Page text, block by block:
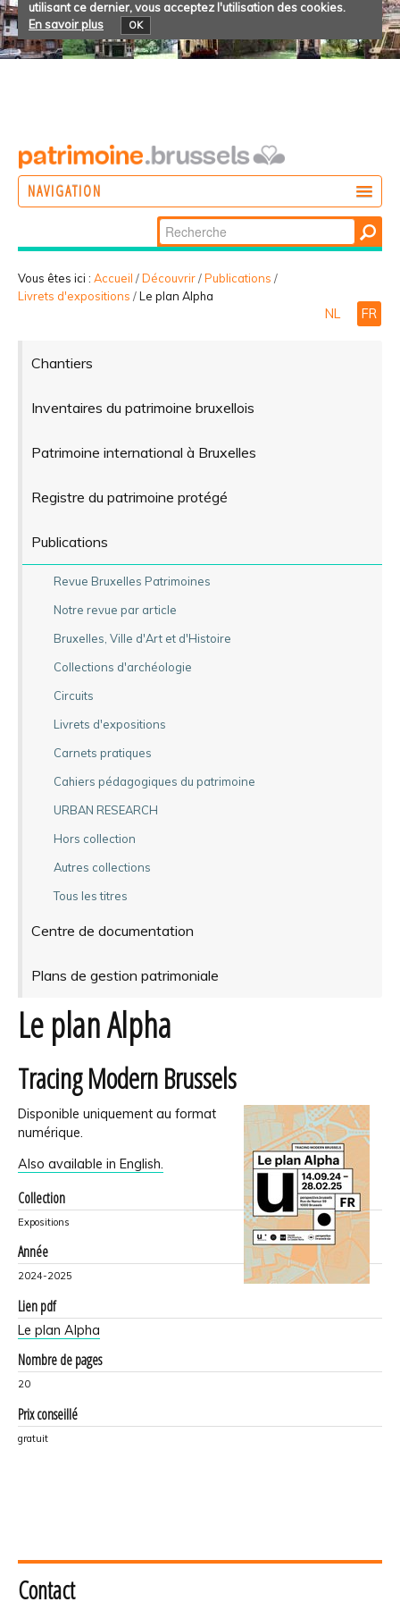
utilisant ce dernier, vous acceptez l'utilisation des cookies.
En savoir plus
OK
NAVIGATION
PARTICIPER
Chercher par
Recherche
avancée…
Vous êtes ici : Accueil /Découvrir/Publications /
Livrets d'expositions /Le plan Alpha
NL FR
Chantiers
Inventaires du patrimoine bruxellois
Patrimoine international à Bruxelles
Registre du patrimoine protégé
Publications
Revue Bruxelles Patrimoines
Notre revue par article
Bruxelles, Ville d'Art et d'Histoire
Collections d'archéologie
Circuits
Livrets d'expositions
Carnets pratiques
Cahiers pédagogiques du patrimoine
URBAN RESEARCH
Hors collection
Autres collections
Tous les titres
Centre de documentation
Plans de gestion patrimoniale
Le plan Alpha
Tracing Modern Brussels
Disponible uniquement au format
numérique.
Also available in English.
Collection
Expositions
Année
2024-2025
Lien pdf
Le plan Alpha
Nombre de pages
20
Prix conseillé
gratuit
Contact